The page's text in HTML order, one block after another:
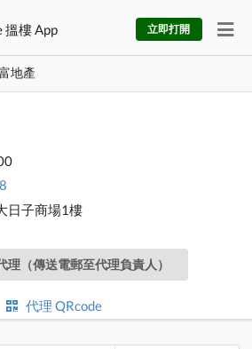
搵樓 App 立即打開
地產
日子商場1樓
理（傳送電郵至代理負責人）
代理 QRcode